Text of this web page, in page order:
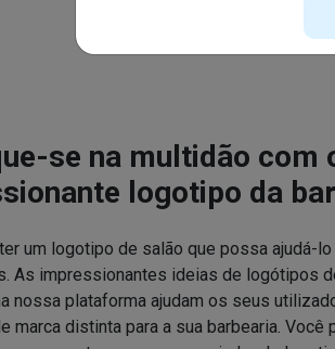
se na multidão com
logotipo da
um logotipo de salão que possa ajudá-
As impressionantes ideias de logótipos
nossa plataforma ajudam os seus
marca distinta para a sua barbearia. Você